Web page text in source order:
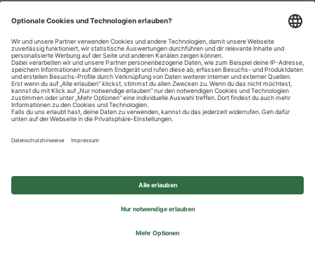
Datenschutzhinweise
Impressum
Privatsphäre-Einstellungen
© 2026 REWE Group - All rights reserved